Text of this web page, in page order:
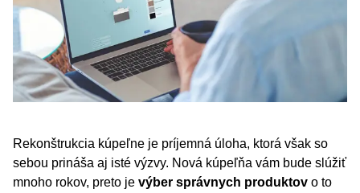
Rekonštrukcia kúpeľne je príjemná úloha, ktorá však so
sebou prináša aj isté výzvy. Nová kúpeľňa vám bude slúžiť
mnoho rokov, preto je výber správnych produktov o to